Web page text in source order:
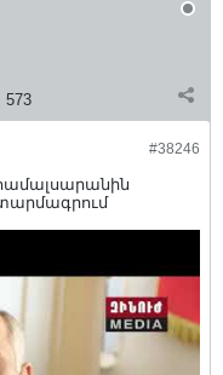
573
#38246